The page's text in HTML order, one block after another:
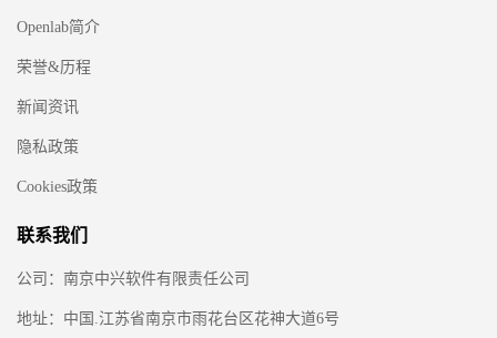
Openlab简介
荣誉&历程
新闻资讯
隐私政策
Cookies政策
联系我们
公司：南京中兴软件有限责任公司
地址：中国.江苏省南京市雨花台区花神大道6号